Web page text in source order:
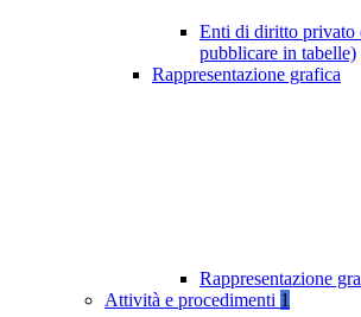
Enti di diritto privato
pubblicare in tabelle)
Rappresentazione grafica
Rappresentazione
Attività e procedimenti 1